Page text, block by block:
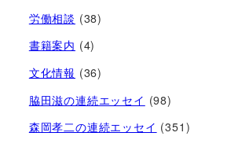
労働相談 (38)
書籍案内 (4)
文化情報 (36)
脇田滋の連続エッセイ (98)
森岡孝二の連続エッセイ (351)